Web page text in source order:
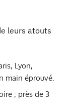
leurs atouts
Lyon,
main éprouvé.
; près de 3